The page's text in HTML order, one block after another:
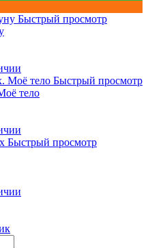
Быстрый просмотр
Быстрый просмотр
тело
Быстрый просмотр